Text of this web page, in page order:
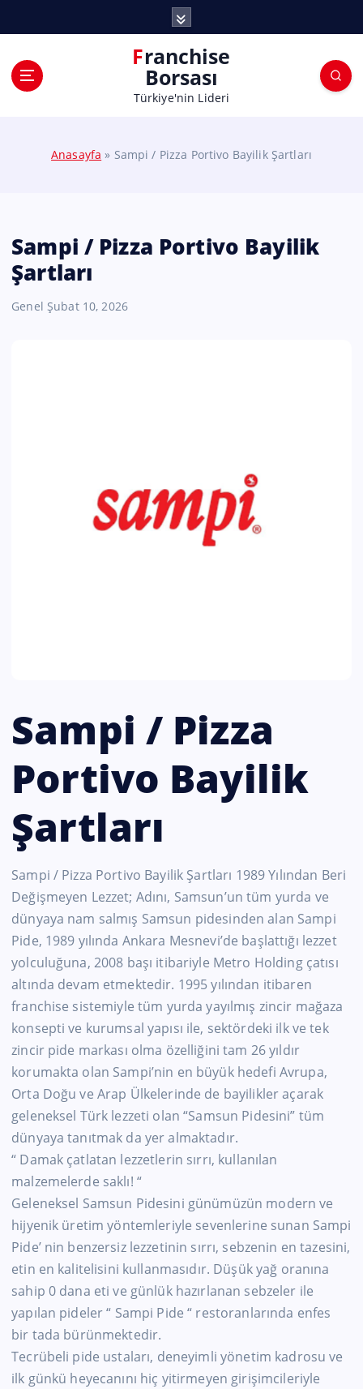
Franchise
Borsası
Türkiye'nin Lideri
Anasayfa » Sampi / Pizza Portivo Bayilik Şartları
Sampi / Pizza Portivo Bayilik
Şartları
Genel Şubat 10, 2026
Sampi / Pizza
Portivo Bayilik
Şartları
Sampi / Pizza Portivo Bayilik Şartları 1989 Yılından Beri
Değişmeyen Lezzet; Adını, Samsun’un tüm yurda ve
dünyaya nam salmış Samsun pidesinden alan Sampi
Pide, 1989 yılında Ankara Mesnevi’de başlattığı lezzet
yolculuğuna, 2008 başı itibariyle Metro Holding çatısı
altında devam etmektedir. 1995 yılından itibaren
franchise sistemiyle tüm yurda yayılmış zincir mağaza
konsepti ve kurumsal yapısı ile, sektördeki ilk ve tek
zincir pide markası olma özelliğini tam 26 yıldır
korumakta olan Sampi’nin en büyük hedefi Avrupa,
Orta Doğu ve Arap Ülkelerinde de bayilikler açarak
geleneksel Türk lezzeti olan “Samsun Pidesini” tüm
dünyaya tanıtmak da yer almaktadır.
“ Damak çatlatan lezzetlerin sırrı, kullanılan
malzemelerde saklı! “
Geleneksel Samsun Pidesini günümüzün modern ve
hijyenik üretim yöntemleriyle sevenlerine sunan Sampi
Pide’ nin benzersiz lezzetinin sırrı, sebzenin en tazesini,
etin en kalitelisini kullanmasıdır. Düşük yağ oranına
sahip 0 dana eti ve günlük hazırlanan sebzeler ile
yapılan pideler “ Sampi Pide “ restoranlarında enfes
bir tada bürünmektedir.
Tecrübeli pide ustaları, deneyimli yönetim kadrosu ve
ilk günkü heyecanını hiç yitirmeyen girişimcileriyle